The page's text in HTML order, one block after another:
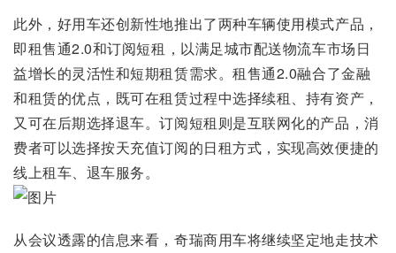
此外，好用车还创新性地推出了两种车辆使用模式产品，
即租售通2.0和订阅短租，以满足城市配送物流车市场日
益增长的灵活性和短期租赁需求。租售通2.0融合了金融
和租赁的优点，既可在租赁过程中选择续租、持有资产，
又可在后期选择退车。订阅短租则是互联网化的产品，消
费者可以选择按天充值订阅的日租方式，实现高效便捷的
线上租车、退车服务。
从会议透露的信息来看，奇瑞商用车将继续坚定地走技术